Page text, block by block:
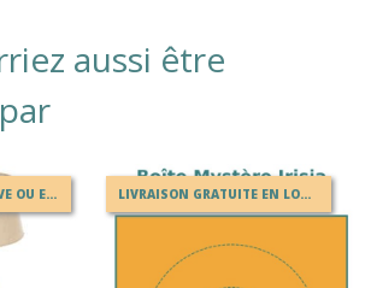
aussi être
UNIQUEMENT EN DRIVE OU EN MAGASIN LIVRAISON GRATUITE EN LOCKER MONDIAL RELAY